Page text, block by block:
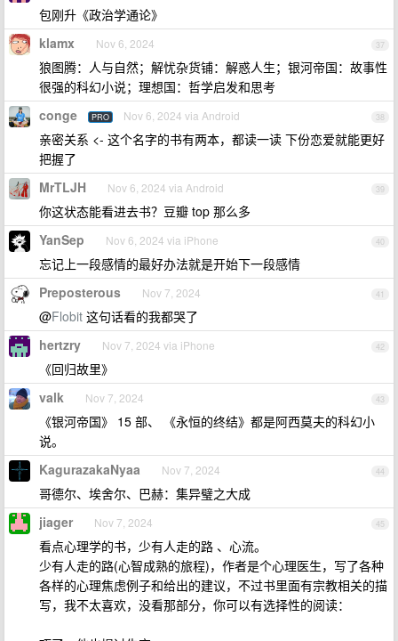
包刚升《政治学通论》
37
klamx Nov 6, 2024
狼图腾：人与自然；解忧杂货铺：解惑人生；银河帝国：故事性
很强的科幻小说；理想国：哲学启发和思考
38
conge PRO Nov 6, 2024 via Android
亲密关系 <- 这个名字的书有两本，都读一读 下份恋爱就能更好
把握了
39
MrTLJH Nov 6, 2024 via Android
你这状态能看进去书？豆瓣 top 那么多
40
YanSep Nov 6, 2024 via iPhone
忘记上一段感情的最好办法就是开始下一段感情
41
Preposterous Nov 7, 2024
@Flobit 这句话看的我都哭了
42
hertzry Nov 7, 2024 via iPhone
《回归故里》
43
valk Nov 7, 2024
《银河帝国》 15 部、 《永恒的终结》都是阿西莫夫的科幻小
说。
44
KagurazakaNyaa Nov 7, 2024
哥德尔、埃舍尔、巴赫：集异璧之大成
45
jiager Nov 7, 2024
看点心理学的书，少有人走的路 、心流。
少有人走的路(心智成熟的旅程)，作者是个心理医生，写了各种
各样的心理焦虑例子和给出的建议，不过书里面有宗教相关的描
写，我不太喜欢，没看那部分，你可以有选择性的阅读：